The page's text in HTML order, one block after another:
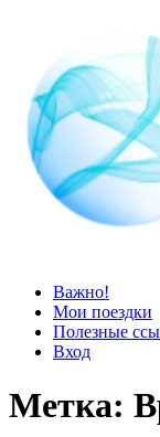
Просто блог
Мир удивительней,
Важно!
Мои поездки
Полезные
Вход
Метка: